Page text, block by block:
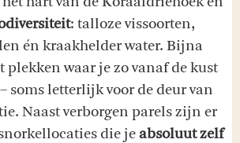
: talloze vissoorten,
én kraakhelder water. Bijna
waar je zo vanaf de kust
soms letterlijk voor de deur van
Naast verborgen parels zijn er
die jeabsoluut zelf